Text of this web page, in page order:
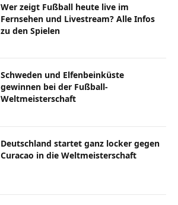
Wer zeigt Fußball heute live im
Fernsehen und Livestream? Alle Infos
zu den Spielen
Schweden und Elfenbeinküste
gewinnen bei der Fußball-
Weltmeisterschaft
Deutschland startet ganz locker gegen
Curacao in die Weltmeisterschaft